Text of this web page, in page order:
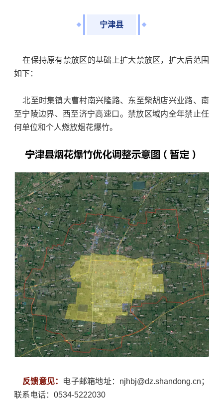
宁津县
在保持原有禁放区的基础上扩大禁放区，扩大后范围
如下：
北至时集镇大曹村南兴隆路、东至柴胡店兴业路、南
至宁陵边界、西至济宁高速口。禁放区域内全年禁止任
何单位和个人燃放烟花爆竹。
反馈意见：
电子邮箱地址：njhbj@dz.shandong.cn；
联系电话：0534-5222030